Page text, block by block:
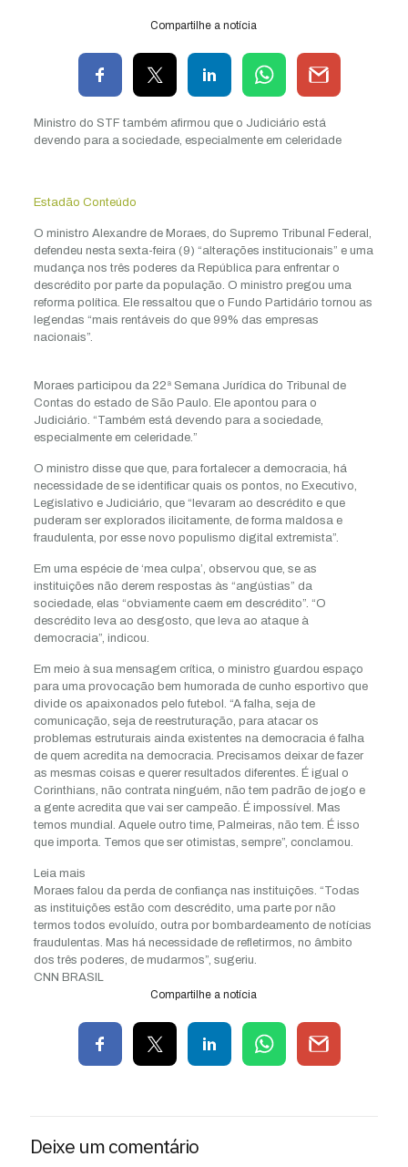
Compartilhe a notícia
Ministro do STF também afirmou que o Judiciário está
devendo para a sociedade, especialmente em celeridade
Estadão Conteúdo
O ministro Alexandre de Moraes, do Supremo Tribunal Federal,
defendeu nesta sexta-feira (9) “alterações institucionais” e uma
mudança nos três poderes da República para enfrentar o
descrédito por parte da população. O ministro pregou uma
reforma política. Ele ressaltou que o Fundo Partidário tornou as
legendas “mais rentáveis do que 99% das empresas
nacionais”.
Moraes participou da 22ª Semana Jurídica do Tribunal de
Contas do estado de São Paulo. Ele apontou para o
Judiciário. “Também está devendo para a sociedade,
especialmente em celeridade.”
O ministro disse que que, para fortalecer a democracia, há
necessidade de se identificar quais os pontos, no Executivo,
Legislativo e Judiciário, que “levaram ao descrédito e que
puderam ser explorados ilicitamente, de forma maldosa e
fraudulenta, por esse novo populismo digital extremista”.
Em uma espécie de ‘mea culpa’, observou que, se as
instituições não derem respostas às “angústias” da
sociedade, elas “obviamente caem em descrédito”. “O
descrédito leva ao desgosto, que leva ao ataque à
democracia”, indicou.
Em meio à sua mensagem crítica, o ministro guardou espaço
para uma provocação bem humorada de cunho esportivo que
divide os apaixonados pelo futebol. “A falha, seja de
comunicação, seja de reestruturação, para atacar os
problemas estruturais ainda existentes na democracia é falha
de quem acredita na democracia. Precisamos deixar de fazer
as mesmas coisas e querer resultados diferentes. É igual o
Corinthians, não contrata ninguém, não tem padrão de jogo e
a gente acredita que vai ser campeão. É impossível. Mas
temos mundial. Aquele outro time, Palmeiras, não tem. É isso
que importa. Temos que ser otimistas, sempre”, conclamou.
Leia mais
Moraes falou da perda de confiança nas instituições. “Todas
as instituições estão com descrédito, uma parte por não
termos todos evoluído, outra por bombardeamento de notícias
fraudulentas. Mas há necessidade de refletirmos, no âmbito
dos três poderes, de mudarmos”, sugeriu.
CNN BRASIL
Compartilhe a notícia
Deixe um comentário